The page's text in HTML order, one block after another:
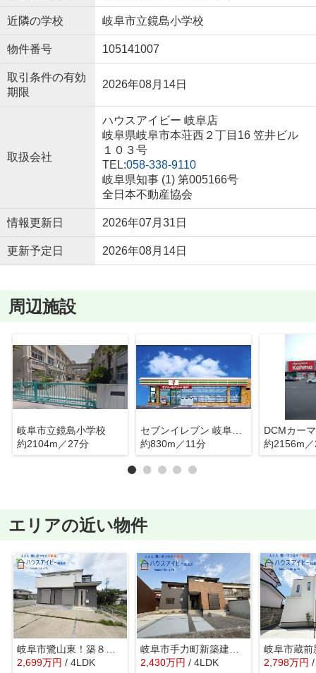
近隣の学校 岐阜市立鏡島小学校
物件番号 105141007
取引条件の有効
期限
2026年08月14日
取扱会社
ハウスアイビー 岐阜店
岐阜県岐阜市本荘西２丁目16 笠井ビル
１０３号
TEL:058-338-9110
岐阜県知事 (1) 第005166号
全日本不動産協会
情報更新日 2026年07月31日
更新予定日 2026年08月14日
周辺施設
岐阜市立鏡島小学校
約2104m／27分
セブンイレブン 岐阜今嶺3丁目店
約830m／11分
DCMカー
約2156m
エリアの近い物件
2,699万円 / 4LDK
2,430万円 / 4LDK 2,798万円